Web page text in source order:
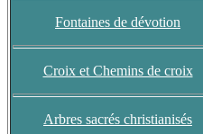
Fontaines de dévotion
Croix et Chemins de croix
Arbres sacrés christianisés